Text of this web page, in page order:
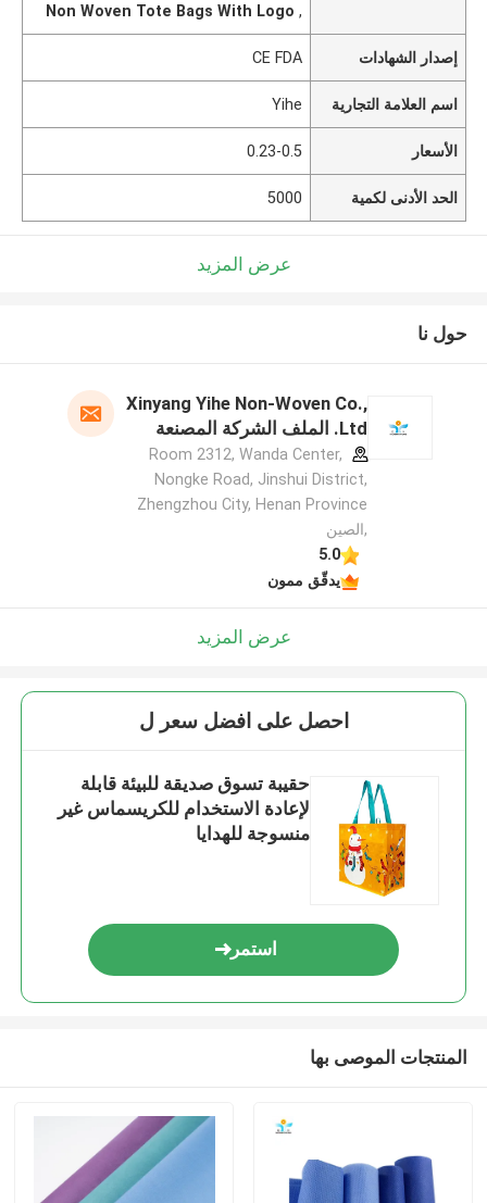
,
Non Woven Tote Bags With Logo
إصدار الشهادات CE FDA
اسم العلامة التجارية Yihe
الأسعار 0.23-0.5
الحد الأدنى لكمية 5000
عرض المزيد
حول نا
Xinyang Yihe Non-Woven Co.,
Ltd. الملف الشركة المصنعة
Room 2312, Wanda Center,
Nongke Road, Jinshui District,
Zhengzhou City, Henan Province
,الصين
5.0
يدقّق ممون
عرض المزيد
احصل على افضل سعر ل
حقيبة تسوق صديقة للبيئة قابلة
لإعادة الاستخدام للكريسماس غير
منسوجة للهدايا
استمر
المنتجات الموصى بها